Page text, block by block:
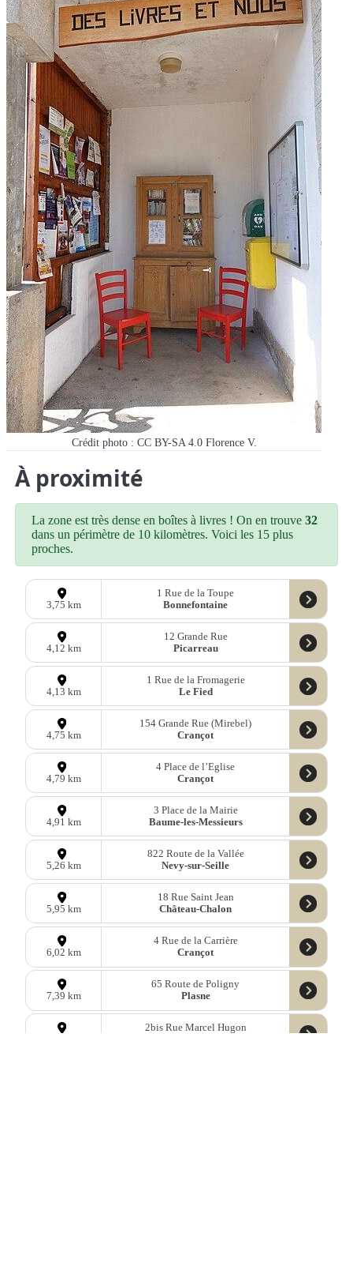
Crédit photo : CC BY-SA 4.0 Florence V.
À proximité
La zone est très dense en boîtes à livres ! On en trouve32
dans un périmètre de 10 kilomètres. Voici les 15 plus
proches.
3,75 km
1 Rue de la Toupe
Bonnefontaine
4,12 km
12 Grande Rue
Picarreau
4,13 km
1 Rue de la Fromagerie
Le Fied
4,75 km
154 Grande Rue (Mirebel)
Crançot
4,79 km
4 Place de l’Eglise
Crançot
4,91 km
3 Place de la Mairie
Baume-les-Messieurs
5,26 km
822 Route de la Vallée
Nevy-sur-Seille
5,95 km
18 Rue Saint Jean
Château-Chalon
6,02 km
4 Rue de la Carrière
Crançot
7,39 km
65 Route de Poligny
Plasne
2bis Rue Marcel Hugon